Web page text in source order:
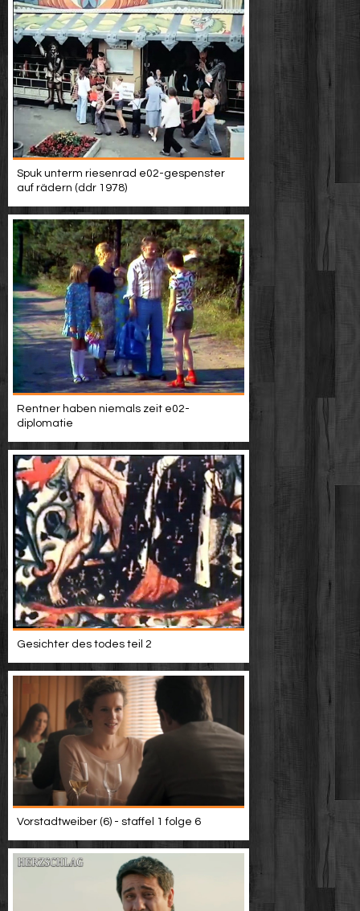
Spuk unterm riesenrad e02-gespenster
auf rädern (ddr 1978)
Rentner haben niemals zeit e02-
diplomatie
Gesichter des todes teil 2
Vorstadtweiber (6) - staffel 1 folge 6